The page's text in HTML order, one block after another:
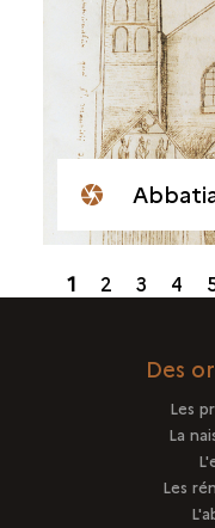
Abbatiale, la
Pagination
Page
1 Page
2 Page
3 4
Des
Les
La
Les